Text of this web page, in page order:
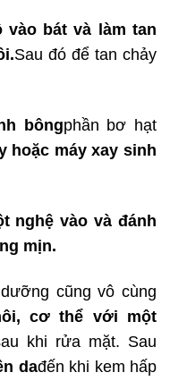
bát và làm tan
Sau đó để tan chảy
bôngphần bơ hạt
hoặc máy xay sinh
nghệ vào và đánh
mịn.
cũng vô cùng
cơ thể với một
khi rửa mặt. Sau
dađến khi kem hấp